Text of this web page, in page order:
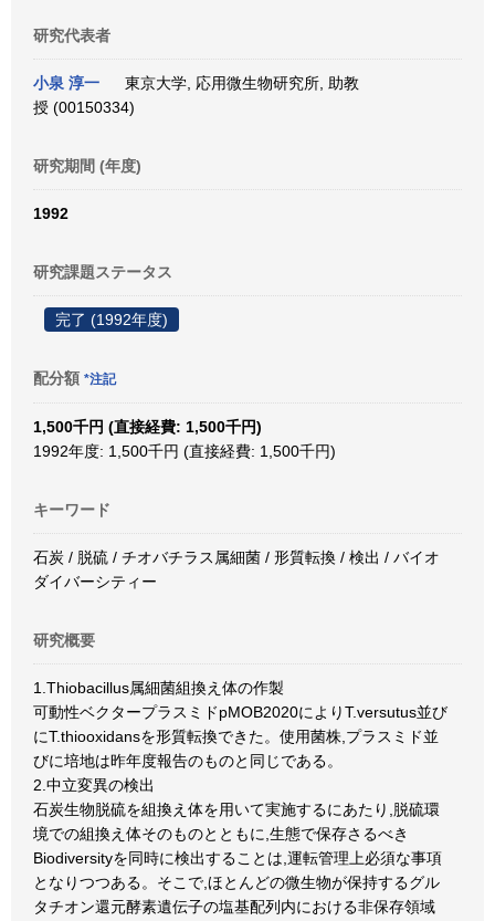
研究代表者
小泉 淳一
東京大学, 応用微生物研究所, 助教
授 (00150334)
研究期間 (年度)
1992
研究課題ステータス
完了 (1992年度)
配分額 *注記
1,500千円 (直接経費: 1,500千円)
1992年度: 1,500千円 (直接経費: 1,500千円)
キーワード
石炭 / 脱硫 / チオバチラス属細菌 / 形質転換 / 検出 / バイオ
ダイバーシティー
研究概要
1.Thiobacillus属細菌組換え体の作製
可動性ベクタープラスミドpMOB2020によりT.versutus並び
にT.thiooxidansを形質転換できた。使用菌株,プラスミド並
びに培地は昨年度報告のものと同じである。
2.中立変異の検出
石炭生物脱硫を組換え体を用いて実施するにあたり,脱硫環
境での組換え体そのものとともに,生態で保存さるべき
Biodiversityを同時に検出することは,運転管理上必須な事項
となりつつある。そこで,ほとんどの微生物が保持するグル
タチオン還元酵素遺伝子の塩基配列内における非保存領域